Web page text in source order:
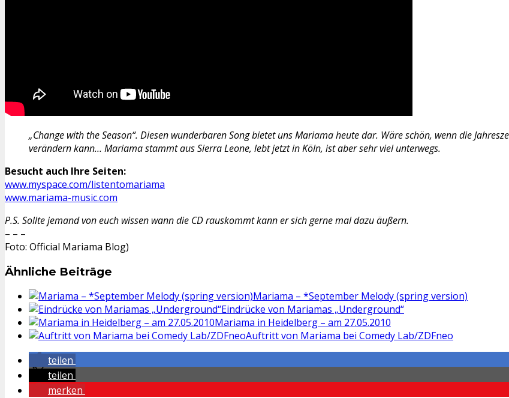
„Change with the Season“. Diesen wunderbaren Song bietet uns Mariama heute dar. Wäre schön, wenn die
verändern kann… Mariama stammt aus Sierra Leone, lebt jetzt in Köln, ist aber sehr viel unterwegs.
Besucht auch Ihre Seiten:
www.myspace.com/listentomariama
www.mariama-music.com
P.S. Sollte jemand von euch wissen wann die CD rauskommt kann er sich gerne mal dazu äußern.
– – –
Foto: Official Mariama Blog)
Ähnliche Beiträge
Mariama – *September Melody (spring version)
Eindrücke von Mariamas „Underground“
Mariama in Heidelberg – am 27.05.2010
Auftritt von Mariama bei Comedy Lab/ZDFneo
teilen
teilen
merken